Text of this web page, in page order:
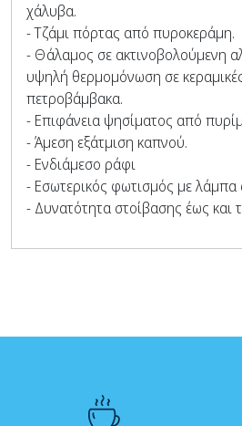
χάλυβα.
- Τζάμι πόρτας από πυροκεράμη.
- Θάλαμος σε ακτινοβολούμενη
υψηλή θερμομόνωση σε
πετροβάμβακα.
- Επιφάνεια ψησίματος από
- Άμεση εξάτμιση καπνού.
- Ενδιάμεσο ράφι
- Εσωτερικός φωτισμός με λάμπα
- Δυνατότητα στοίβασης έως και